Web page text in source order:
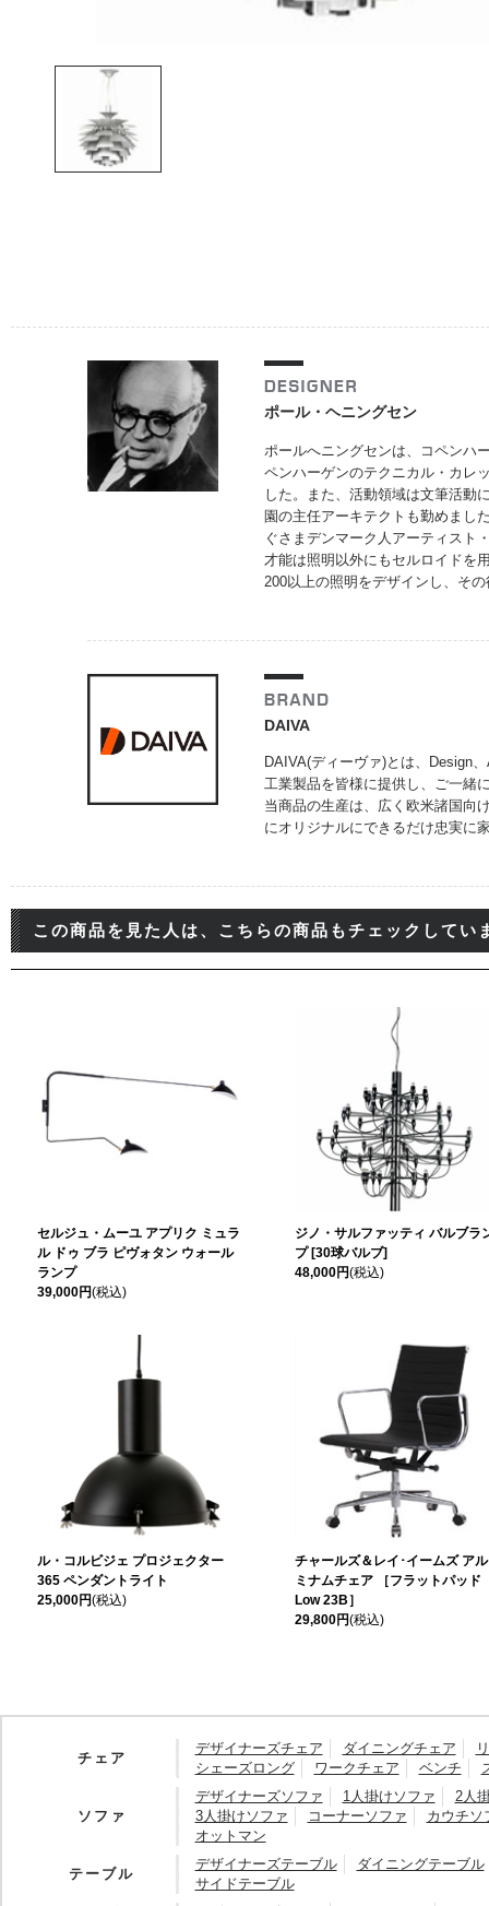
ポール・ヘニングセン
ポールへニングセンは、コペンハ
ペンハーゲンのテクニカル・カレ
した。また、活動領域は文筆活動
園の主任アーキテクトも勤めまし
ぐさまデンマーク人アーティスト
才能は照明以外にもセルロイドを
200以上の照明をデザインし、そ
DAIVA
DAIVA(ディーヴァ)とは、Design
工業製品を皆様に提供し、ご一緒
当商品の生産は、広く欧米諸国向
にオリジナルにできるだけ忠実に
この商品を見た人は、こちらの商品もチェックしてい
セルジュ・ムーユ アプリク ミュラ
ル ドゥ ブラ ピヴォタン ウォール
ランプ
39,000円(税込)
ジノ・サルファッティ バルブラ
プ [30球バルブ]
48,000円(税込)
ル・コルビジェ プロジェクター
365 ペンダントライト
25,000円(税込)
チャールズ＆レイ･イームズ アル
ミナムチェア ［フラットパッド
Low 23B］
29,800円(税込)
チェア
デザイナーズチェア ダイニングチェア
シェーズロング
ワークチェア ベンチ
ソファ
デザイナーズソファ 1人掛けソファ
2人
3人掛けソファ
コーナーソファ
カウチソ
オットマン
テーブル
デザイナーズテーブル
ダイニングテーブル
サイドテーブル